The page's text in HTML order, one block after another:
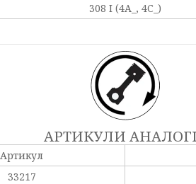
308 I (4A_, 4C_)
АРТИКУЛИ
Артикул
33217